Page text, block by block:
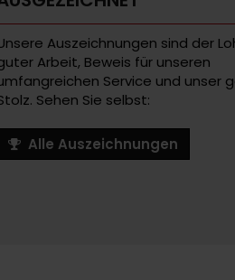
Auszeichnungen sind der
Arbeit, Beweis für unseren
Service und unser
Sehen Sie selbst:
Alle Auszeichnungen